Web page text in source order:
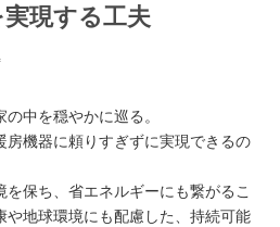
現する工夫
中を穏やかに巡る。
房機器に頼りすぎずに実現できるの
保ち、省エネルギーにも繋がるこ
や地球環境にも配慮した、持続可能